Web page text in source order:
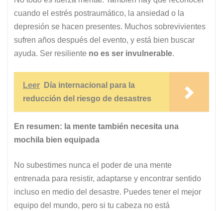
cuando el estrés postraumático, la ansiedad o la
depresión se hacen presentes. Muchos sobrevivientes
sufren años después del evento, y está bien buscar
ayuda. Ser resiliente no es ser invulnerable.
Leer
Día internacional para la
reducción del riesgo de desastres
En resumen: la mente también necesita una
mochila bien equipada
No subestimes nunca el poder de una mente
entrenada para resistir, adaptarse y encontrar sentido
incluso en medio del desastre. Puedes tener el mejor
equipo del mundo, pero si tu cabeza no está